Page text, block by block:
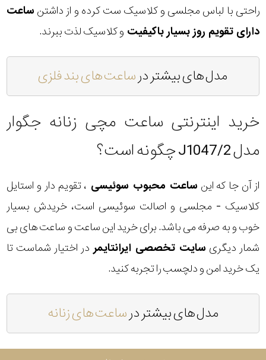
راحتی با لباس مجلسی و کلاسیک ست کرده و از داشتن ساعت
دارای تقویم روز بسیار باکیفیت و کلاسیک لذت ببرند.
مدل های بیشتر درساعت های بند فلزی
خرید اینترنتی ساعت مچی زنانه جگوار
مدل J1047/2 چگونه است؟
از آن جا که این ساعت محبوب سوئیسی ، تقویم دار و استایل
کلاسیک - مجلسی و اصالت سوئیسی است، خریدش بسیار
خوب و به صرفه می باشد. برای خرید این ساعت و ساعت های بی
شمار دیگری سایت تخصصی ایرانتایمر در اختیار شماست تا
یک خرید امن و دلچسب را تجربه کنید.
مدل های بیشتر درساعت های زنانه